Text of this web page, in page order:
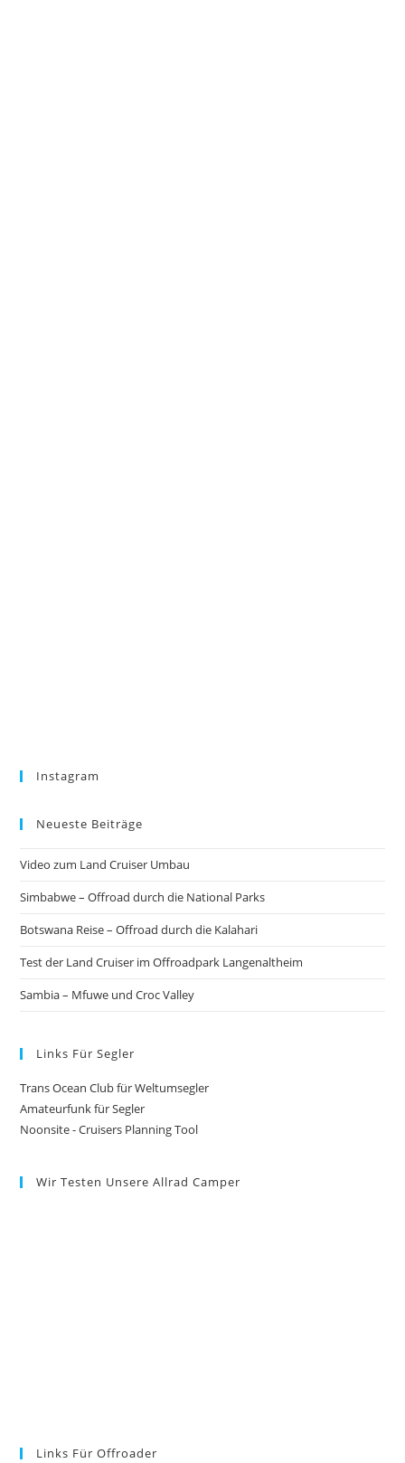
Instagram
Neueste Beiträge
Video zum Land Cruiser Umbau
Simbabwe – Offroad durch die National Parks
Botswana Reise – Offroad durch die Kalahari
Test der Land Cruiser im Offroadpark Langenaltheim
Sambia – Mfuwe und Croc Valley
Links Für Segler
Trans Ocean Club für Weltumsegler
Amateurfunk für Segler
Noonsite - Cruisers Planning Tool
Wir Testen Unsere Allrad Camper
Links Für Offroader